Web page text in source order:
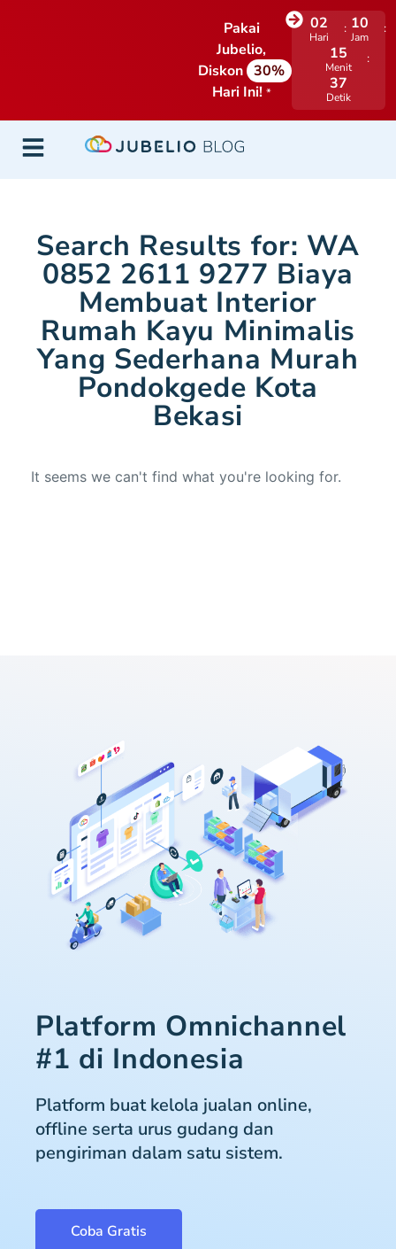
Pakai
Jubelio,
Diskon 30%
Hari Ini! *
02
Hari
10
Jam
15
Menit
37
Detik
Search Results for: WA
0852 2611 9277 Biaya
Membuat Interior
Rumah Kayu Minimalis
Yang Sederhana Murah
Pondokgede Kota
Bekasi
It seems we can't find what you're looking for.
Platform Omnichannel
#1 di Indonesia
Platform buat kelola jualan online,
offline serta urus gudang dan
pengiriman dalam satu sistem.
Coba Gratis